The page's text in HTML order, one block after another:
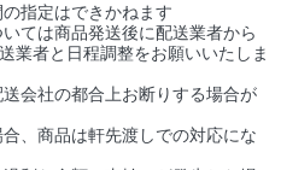
指定はできかねます
ては商品発送後に配送業者から
業者と日程調整をお願いいたしま
会社の都合上お断りする場合が
、商品は軒先渡しでの対応にな